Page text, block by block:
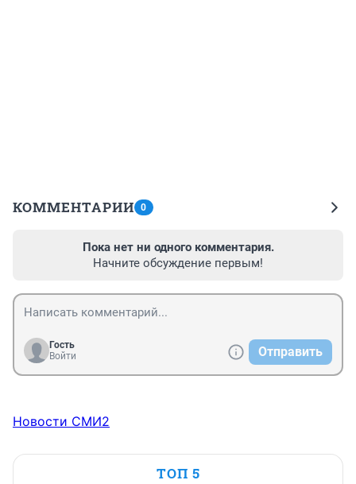
КОММЕНТАРИИ 0
Пока нет ни одного комментария.
Начните обсуждение первым!
Гость
Войти
Отправить
Новости СМИ2
ТОП 5